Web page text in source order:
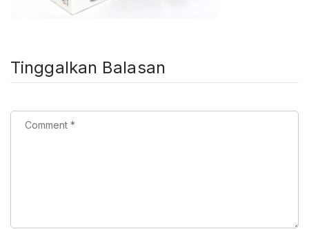
Tinggalkan Balasan